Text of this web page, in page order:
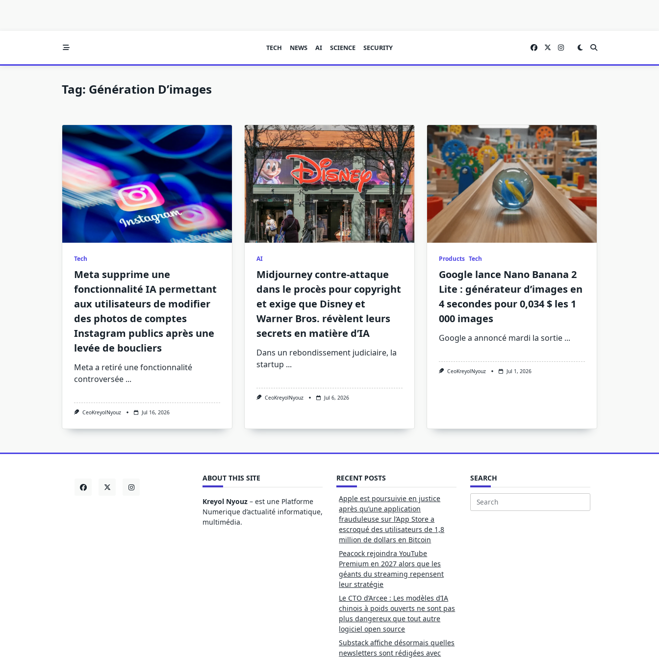
TECH NEWS AI SCIENCE SECURITY
Tag: Génération D’images
Tech
Meta supprime une
fonctionnalité IA permettant
aux utilisateurs de modifier
des photos de comptes
Instagram publics après une
levée de boucliers
Meta a retiré une fonctionnalité
controversée ...
CeoKreyolNyouz Jul 16, 2026
AI
Midjourney contre-attaque
dans le procès pour copyright
et exige que Disney et
Warner Bros. révèlent leurs
secrets en matière d’IA
Dans un rebondissement judiciaire, la
startup ...
CeoKreyolNyouz Jul 6, 2026
Products Tech
Google lance Nano Banana 2
Lite : générateur d’images en
4 secondes pour 0,034 $ les 1
000 images
Google a annoncé mardi la sortie ...
CeoKreyolNyouz Jul 1, 2026
ABOUT THIS SITE
Kreyol Nyouz – est une Platforme
Numerique d’actualité informatique,
multimédia.
RECENT POSTS
Apple est poursuivie en justice
après qu’une application
frauduleuse sur l’App Store a
escroqué des utilisateurs de 1,8
million de dollars en Bitcoin
Peacock rejoindra YouTube
Premium en 2027 alors que les
géants du streaming repensent
leur stratégie
Le CTO d’Arcee : Les modèles d’IA
chinois à poids ouverts ne sont pas
plus dangereux que tout autre
logiciel open source
Substack affiche désormais quelles
newsletters sont rédigées avec
SEARCH
Search